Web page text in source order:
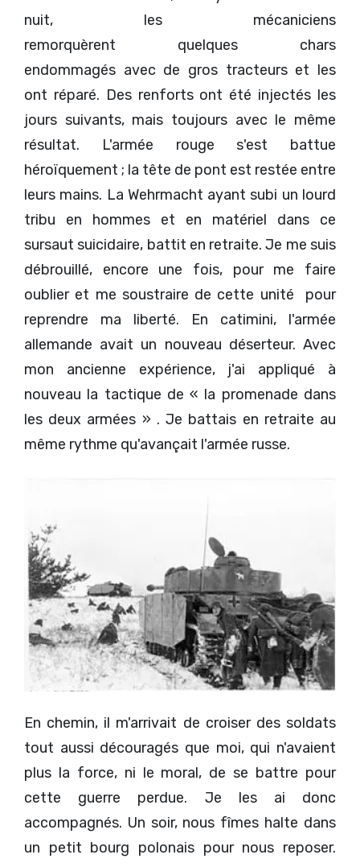
nuit, les mécaniciens
remorquèrent quelques chars
endommagés avec de gros tracteurs et les
ont réparé. Des renforts ont été injectés les
jours suivants, mais toujours avec le même
résultat. L'armée rouge s'est battue
héroïquement ; la tête de pont est restée entre
leurs mains. La Wehrmacht ayant subi un lourd
tribu en hommes et en matériel dans ce
sursaut suicidaire, battit en retraite. Je me suis
débrouillé, encore une fois, pour me faire
oublier et me soustraire de cette unité pour
reprendre ma liberté. En catimini, l'armée
allemande avait un nouveau déserteur. Avec
mon ancienne expérience, j'ai appliqué à
nouveau la tactique de « la promenade dans
les deux armées » . Je battais en retraite au
même rythme qu'avançait l'armée russe.
En chemin, il m'arrivait de croiser des soldats
tout aussi découragés que moi, qui n'avaient
plus la force, ni le moral, de se battre pour
cette guerre perdue. Je les ai donc
accompagnés. Un soir, nous fîmes halte dans
un petit bourg polonais pour nous reposer.